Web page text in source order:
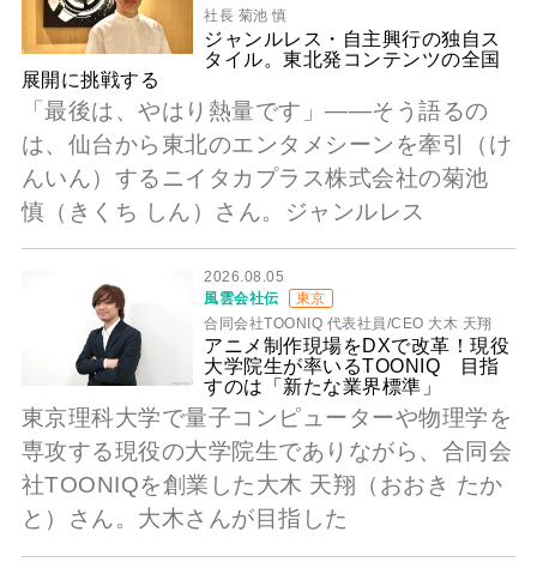
社長 菊池 慎
ジャンルレス・自主興行の独自ス
タイル。東北発コンテンツの全国
展開に挑戦する
「最後は、やはり熱量です」――そう語るの
は、仙台から東北のエンタメシーンを牽引（け
んいん）するニイタカプラス株式会社の菊池
慎（きくち しん）さん。ジャンルレス
2026.08.05
風雲会社伝
東京
合同会社TOONIQ 代表社員/CEO 大木 天翔
アニメ制作現場をDXで改革！現役
大学院生が率いるTOONIQ 目指
すのは「新たな業界標準」
東京理科大学で量子コンピューターや物理学を
専攻する現役の大学院生でありながら、合同会
社TOONIQを創業した大木 天翔（おおき たか
と）さん。大木さんが目指した